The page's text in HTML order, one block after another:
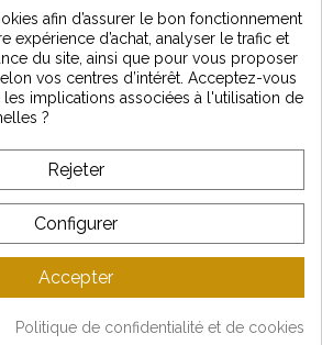
des dernières nouveautés
abonnant à notre newsletter, vous reconnaissez avoir pris
DE VINTAGE
CLIENT
Gestion des données
afin d’assurer le bon fonctionnement
expérience d’achat, analyser le trafic et
du site, ainsi que pour vous proposer
vos centres d’intérêt. Acceptez-vous
implications associées à l'utilisation de
?
Rejeter
Configurer
Accepter
Politique de confidentialité et de cookies